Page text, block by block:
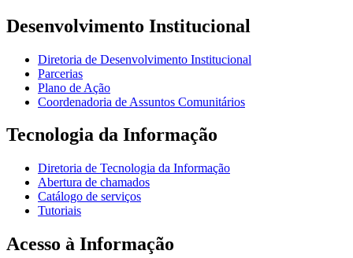
Desenvolvimento Institucional
Diretoria de Desenvolvimento Institucional
Parcerias
Plano de Ação
Coordenadoria de Assuntos Comunitários
Tecnologia da Informação
Diretoria de Tecnologia da Informação
Abertura de chamados
Catálogo de serviços
Tutoriais
Acesso à Informação